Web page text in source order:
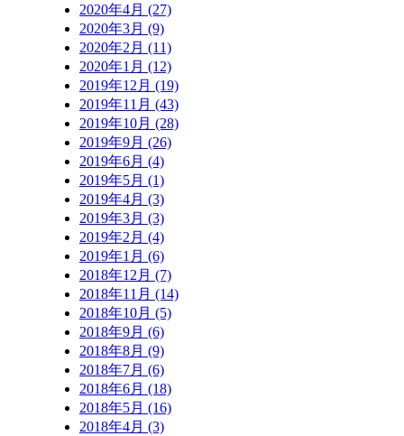
2020年4月 (27)
2020年3月 (9)
2020年2月 (11)
2020年1月 (12)
2019年12月 (19)
2019年11月 (43)
2019年10月 (28)
2019年9月 (26)
2019年6月 (4)
2019年5月 (1)
2019年4月 (3)
2019年3月 (3)
2019年2月 (4)
2019年1月 (6)
2018年12月 (7)
2018年11月 (14)
2018年10月 (5)
2018年9月 (6)
2018年8月 (9)
2018年7月 (6)
2018年6月 (18)
2018年5月 (16)
2018年4月 (3)